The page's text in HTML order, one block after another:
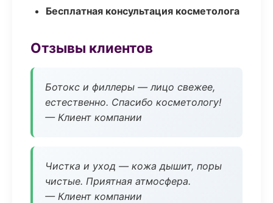
Бесплатная консультация косметолога
Отзывы клиентов
Ботокс и филлеры — лицо свежее,
естественно. Спасибо косметологу!
— Клиент компании
Чистка и уход — кожа дышит, поры
чистые. Приятная атмосфера.
— Клиент компании